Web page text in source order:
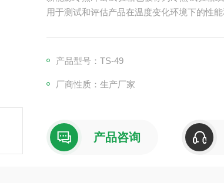
用于测试和评估产品在温度变化环境下的性
产品型号：TS-49
厂商性质：生产厂家
产品咨询